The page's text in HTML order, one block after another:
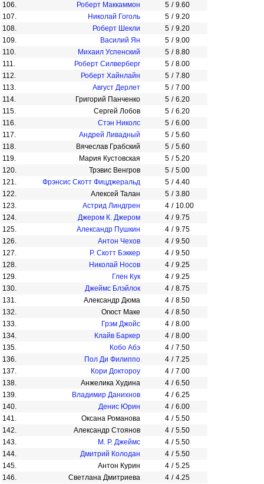
106.
Роберт Маккаммон 5 / 9.60
107.
Николай Гоголь 5 / 9.20
108.
Роберт Шекли 5 / 9.20
109.
Василий Ян 5 / 9.00
110.
Михаил Успенский 5 / 8.80
111.
Роберт Силверберг 5 / 8.00
112.
Роберт Хайнлайн 5 / 7.80
113.
Август Дерлет 5 / 7.00
114.
Григорий Панченко 5 / 6.20
115.
Сергей Лобов 5 / 6.20
116.
Стэн Николс 5 / 6.00
117.
Андрей Ливадный 5 / 5.60
118.
Вячеслав Грабский 5 / 5.60
119.
Мария Кустовская 5 / 5.20
120.
Трэвис Венгров 5 / 5.00
121.
Фрэнсис Скотт Фицджеральд 5 / 4.40
122.
Алексей Талан 5 / 3.80
123.
Астрид Линдгрен 4 / 10.00
124.
Джером К. Джером 4 / 9.75
125.
Александр Пушкин 4 / 9.75
126.
Антон Чехов 4 / 9.50
127.
Р. Скотт Бэккер 4 / 9.50
128.
Николай Носов 4 / 9.25
129.
Глен Кук 4 / 9.25
130.
Джеймс Блэйлок 4 / 8.75
131.
Александр Дюма 4 / 8.50
132.
Огюст Маке 4 / 8.50
133.
Грэм Джойс 4 / 8.00
134.
Клайв Баркер 4 / 8.00
135.
Кобо Абэ 4 / 7.50
136.
Пол Ди Филиппо 4 / 7.25
137.
Кори Доктороу 4 / 7.00
138.
Анжелика Худина 4 / 6.50
139.
Владимир Данихнов 4 / 6.25
140.
Денис Юрин 4 / 6.00
141.
Оксана Романова 4 / 5.50
142.
Александр Стоянов 4 / 5.50
143.
М. Р. Джеймс 4 / 5.50
144.
Дмитрий Колодан 4 / 5.50
145.
Антон Курин 4 / 5.25
146.
Светлана Дмитриева 4 / 4.25